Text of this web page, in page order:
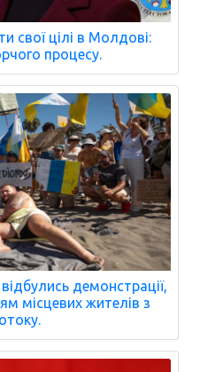
свої цілі в Молдові:
процесу.
демонстрації,
місцевих жителів з